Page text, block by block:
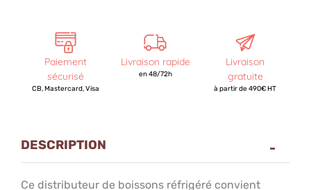
Paiement
sécurisé
CB, Mastercard, Visa
Livraison rapide
en 48/72h
Livraison
gratuite
à partir de 490€ HT
DESCRIPTION
Ce distributeur de boissons réfrigéré convient